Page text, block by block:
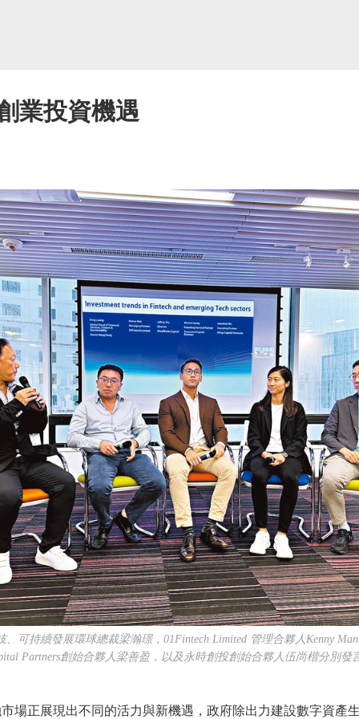
業投資機遇
可持續發展環球總裁梁瀚璟，01Fintech Limited 管理合夥人Kenny
Partners創始合夥人梁善盈，以及永時創投創始合夥人伍尚楷分別發
正展現出不同的活力與新機遇，政府除出力建設數字資產